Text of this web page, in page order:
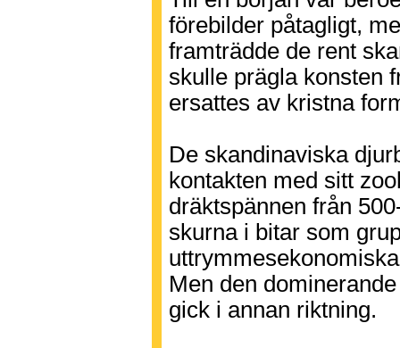
förebilder påtagligt,
framträdde de rent
skulle prägla konsten
ersattes av kristna
De skandinaviska
kontakten med sitt
dräktspännen från
skurna i bitar som
Men den
gick i annan riktning.